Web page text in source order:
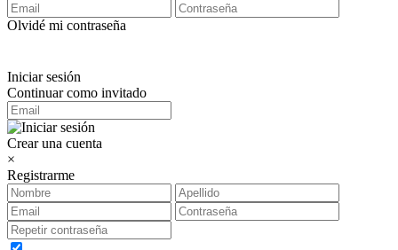
Olvidé mi contraseña
Iniciar sesión
Continuar como invitado
Crear una cuenta
×
Registrarme